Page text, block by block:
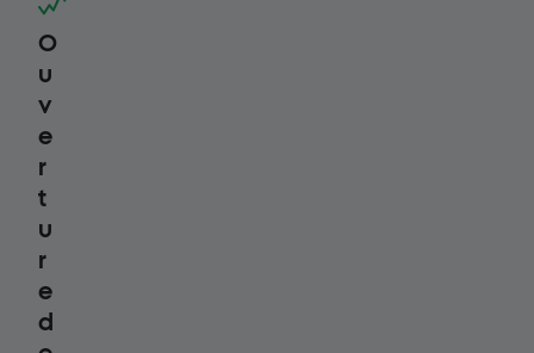
O
u
v
e
r
t
u
r
e
d